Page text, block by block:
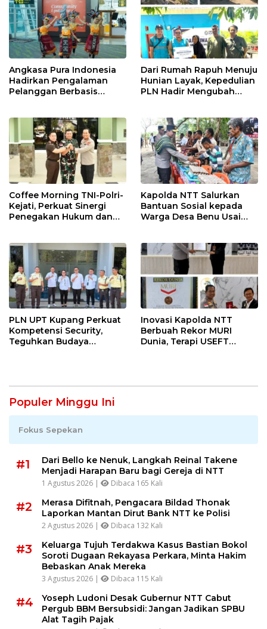
Angkasa Pura Indonesia
Hadirkan Pengalaman
Pelanggan Berbasis
Dari Rumah Rapuh Menuju
Hunian Layak, Kepedulian
PLN Hadir Mengubah
Coffee Morning TNI-Polri-
Kejati, Perkuat Sinergi
Penegakan Hukum dan
Kapolda NTT Salurkan
Bantuan Sosial kepada
Warga Desa Benu Usai
PLN UPT Kupang Perkuat
Kompetensi Security,
Teguhkan Budaya
Inovasi Kapolda NTT
Berbuah Rekor MURI
Dunia, Terapi USEFT
Populer Minggu Ini
Fokus Sepekan
#1
Dari Bello ke Nenuk, Langkah Reinal Takene
Menjadi Harapan Baru bagi Gereja di NTT
1 Agustus 2026 | Dibaca 165 Kali
#2
Merasa Difitnah, Pengacara Bildad Thonak
Laporkan Mantan Dirut Bank NTT ke Polisi
2 Agustus 2026 | Dibaca 132 Kali
#3
Keluarga Tujuh Terdakwa Kasus Bastian Bokol
Soroti Dugaan Rekayasa Perkara, Minta Hakim
Bebaskan Anak Mereka
3 Agustus 2026 | Dibaca 115 Kali
#4
Yoseph Ludoni Desak Gubernur NTT Cabut
Pergub BBM Bersubsidi: Jangan Jadikan SPBU
Alat Tagih Pajak